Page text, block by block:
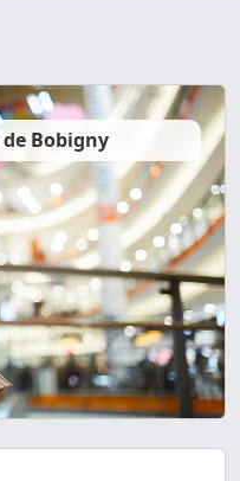
Bobigny